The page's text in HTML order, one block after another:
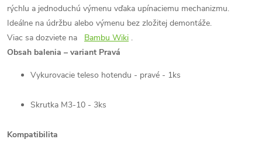
rýchlu a jednoduchú výmenu vďaka upínaciemu mechanizmu.
Ideálne na údržbu alebo výmenu bez zložitej demontáže.
Viac sa dozviete na
Bambu Wiki .
Obsah balenia – variant Pravá
Vykurovacie teleso hotendu - pravé - 1ks
Skrutka M3-10 - 3ks
Kompatibilita